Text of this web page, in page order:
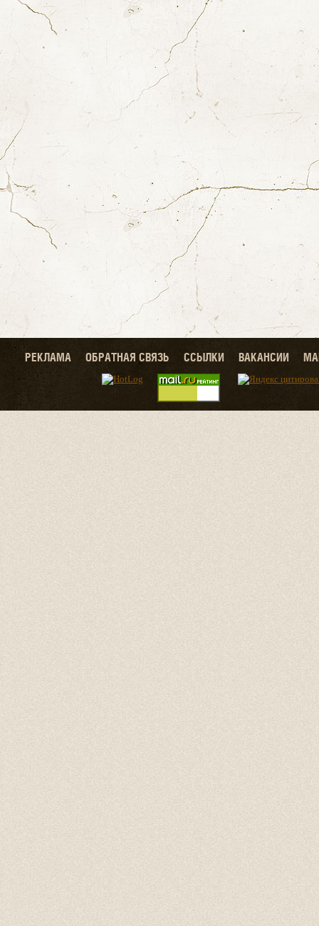
РЕКЛАМА ОБРАТНАЯ СВЯЗЬ ССЫЛКИ ВАКАНСИИ